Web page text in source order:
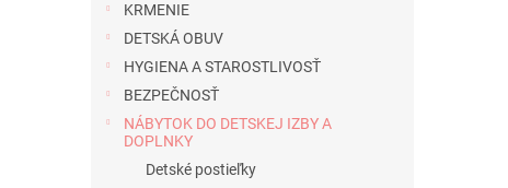
KRMENIE
DETSKÁ OBUV
HYGIENA A STAROSTLIVOSŤ
BEZPEČNOSŤ
NÁBYTOK DO DETSKEJ IZBY A
DOPLNKY
Detské postieľky